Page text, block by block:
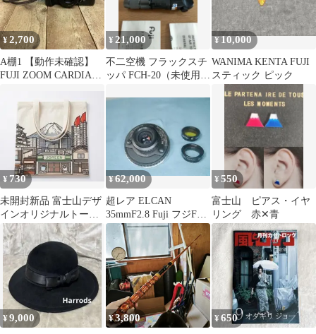
¥2,700
A棚1 【動作未確認】
FUJI ZOOM CARDIA
¥ 21,000
不二空機 フラックスチ
ッパ FCH-20（未使用・
下げセール
¥10,000
WANIMA KENTA FUJI
スティック ピック
¥ 730
未開封新品 富士山デザ
インオリジナルトート
バッグ 非売品ノベルテ
ィ 日本限定
¥62,000
超レア ELCAN
35mmF2.8 Fuji フジFX
マウント
¥550
富士山 ピアス・イヤ
リング 赤✕青
¥9,000 ¥3,800 ¥650